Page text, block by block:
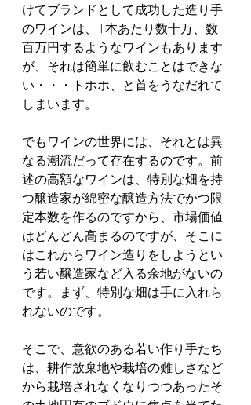
けてブランドとして成功した造り手
のワインは、1本あたり数十万、数
百万円するようなワインもあります
が、それは簡単に飲むことはできな
い・・・トホホ、と首をうなだれて
しまいます。
でもワインの世界には、それとは異
なる潮流だって存在するのです。前
述の高額なワインは、特別な畑を持
つ醸造家が綿密な醸造方法でかつ限
定本数を作るのですから、市場価値
はどんどん高まるのですが、そこに
はこれからワイン造りをしようとい
う若い醸造家など入る余地がないの
です。まず、特別な畑は手に入れら
れないのです。
そこで、意欲のある若い作り手たち
は、耕作放棄地や栽培の難しさなど
から栽培されなくなりつつあったそ